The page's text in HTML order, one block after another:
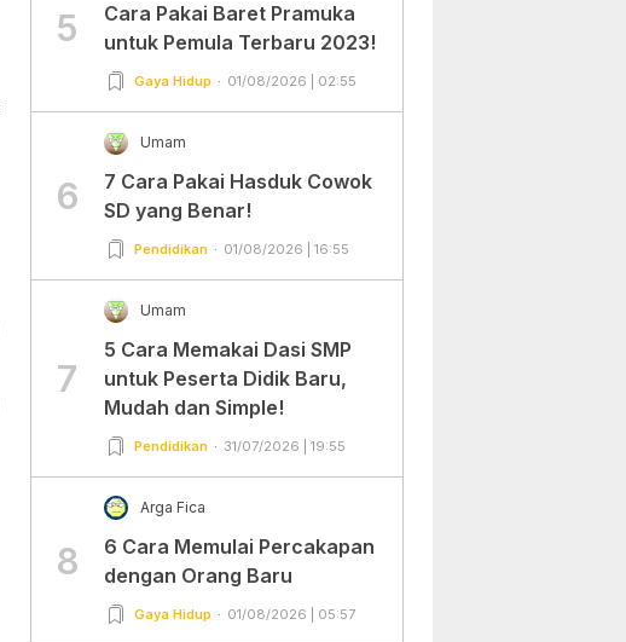
5
Cara Pakai Baret Pramuka
untuk Pemula Terbaru 2023!
Gaya Hidup 01/08/2026 | 02:55
6
Umam
7 Cara Pakai Hasduk Cowok
SD yang Benar!
Pendidikan 01/08/2026 | 16:55
7
Umam
5 Cara Memakai Dasi SMP
untuk Peserta Didik Baru,
Mudah dan Simple!
Pendidikan 31/07/2026 | 19:55
8
Arga Fica
6 Cara Memulai Percakapan
dengan Orang Baru
Gaya Hidup 01/08/2026 | 05:57